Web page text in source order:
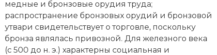
медные и бронзовые орудия труда;
распространение бронзовых орудий и бронзовой
утвари свидетельствует о торговле, поскольку
бронза являлась привозной. Для железного века
(с 500 до н. э.) характерны социальная и